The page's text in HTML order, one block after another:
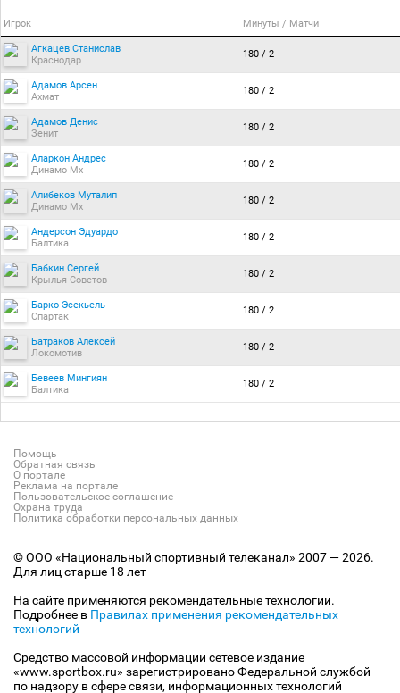
Игрок Минуты / Матчи
Агкацев Станислав
Краснодар
180 / 2
Адамов Арсен
Ахмат
180 / 2
Адамов Денис
Зенит
180 / 2
Аларкон Андрес
Динамо Мх
180 / 2
Алибеков Муталип
Динамо Мх
180 / 2
Андерсон Эдуардо
Балтика
180 / 2
Бабкин Сергей
Крылья Советов
180 / 2
Барко Эсекьель
Спартак
180 / 2
Батраков Алексей
Локомотив
180 / 2
Бевеев Мингиян
Балтика
180 / 2
Помощь
Обратная связь
О портале
Реклама на портале
Пользовательское соглашение
Охрана труда
Политика обработки персональных данных
© ООО «Национальный спортивный телеканал» 2007 — 2026.
Для лиц старше 18 лет
На сайте применяются рекомендательные технологии.
Подробнее в Правилах применения рекомендательных
технологий
Средство массовой информации сетевое издание
«www.sportbox.ru» зарегистрировано Федеральной службой
по надзору в сфере связи, информационных технологий